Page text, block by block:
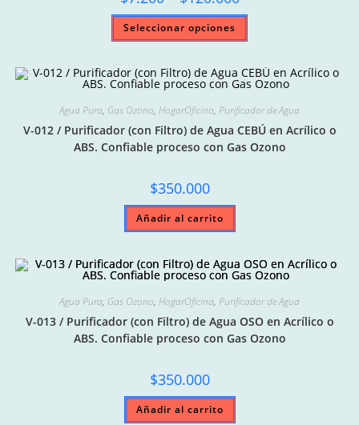
range:
$7.200
$120.000
Seleccionar opciones
Este
tiene
Las
opciones
pueden
en
la
página
Agua Pura, Gas Ozono, HogarOficina, Purificador de Agua
V-012 / Purificador (con Filtro) de Agua CEBÚ en Acrílico o
ABS. Confiable proceso con Gas Ozono
$350.000
Añadir al carrito
Agua Pura, Gas Ozono, HogarOficina, Purificador de Agua
V-013 / Purificador (con Filtro) de Agua OSO en Acrílico o
ABS. Confiable proceso con Gas Ozono
$350.000
Añadir al carrito